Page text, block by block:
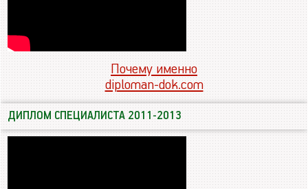
Почему именно
diploman-dok.com
ДИПЛОМ СПЕЦИАЛИСТА 2011-2013